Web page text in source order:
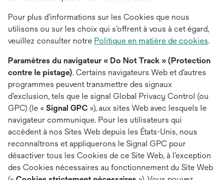
Pour plus d’informations sur les Cookies que nous
utilisons ou sur les choix qui s’offrent à vous à cet égard,
veuillez consulter notre Politique en matière de cookies.
Paramètres du navigateur « Do Not Track » (Protection
contre le pistage). Certains navigateurs Web et d’autres
programmes peuvent transmettre des signaux
d’exclusion, tels que le signal Global Privacy Control (ou
GPC) (le « Signal GPC »), aux sites Web avec lesquels le
navigateur communique. Pour les utilisateurs qui
accèdent à nos Sites Web depuis les États-Unis, nous
reconnaîtrons et appliquerons le Signal GPC pour
désactiver tous les Cookies de ce Site Web, à l’exception
des Cookies nécessaires au fonctionnement du Site Web